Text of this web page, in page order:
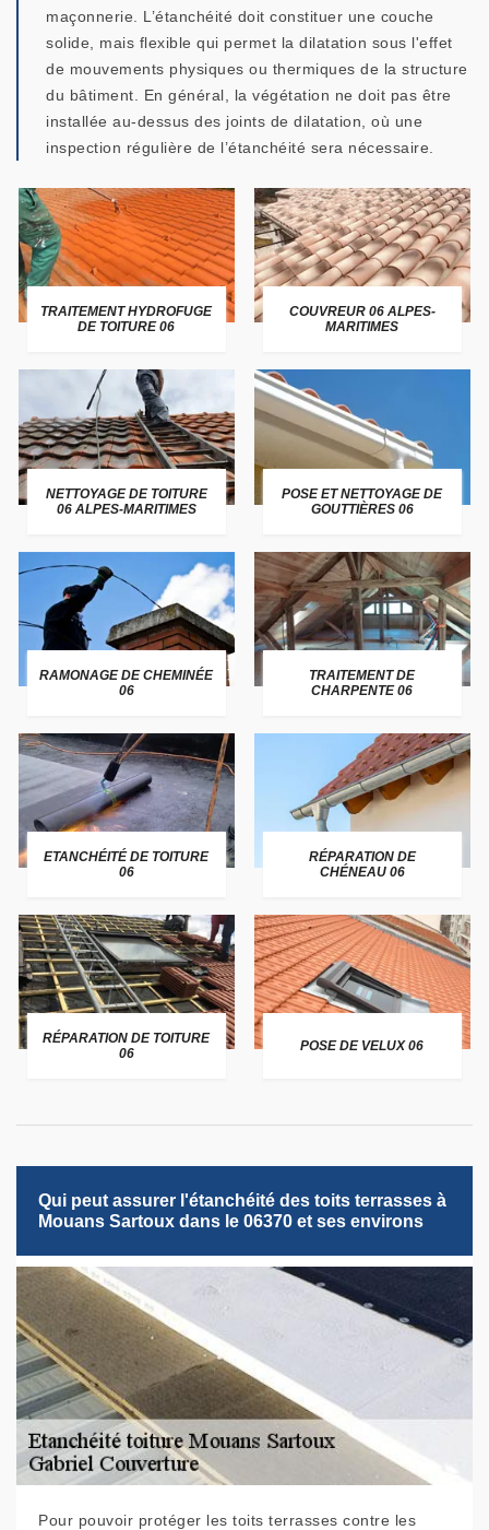
maçonnerie. L’étanchéité doit constituer une couche
solide, mais flexible qui permet la dilatation sous l'effet
de mouvements physiques ou thermiques de la structure
du bâtiment. En général, la végétation ne doit pas être
installée au-dessus des joints de dilatation, où une
inspection régulière de l’étanchéité sera nécessaire.
TRAITEMENT HYDROFUGE
DE TOITURE 06
COUVREUR 06 ALPES-
MARITIMES
NETTOYAGE DE TOITURE
06 ALPES-MARITIMES
POSE ET NETTOYAGE DE
GOUTTIÈRES 06
RAMONAGE DE CHEMINÉE
06
TRAITEMENT DE
CHARPENTE 06
ETANCHÉITÉ DE TOITURE
06
RÉPARATION DE
CHÉNEAU 06
RÉPARATION DE TOITURE
06
POSE DE VELUX 06
Qui peut assurer l'étanchéité des toits terrasses à
Mouans Sartoux dans le 06370 et ses environs
Pour pouvoir protéger les toits terrasses contre les